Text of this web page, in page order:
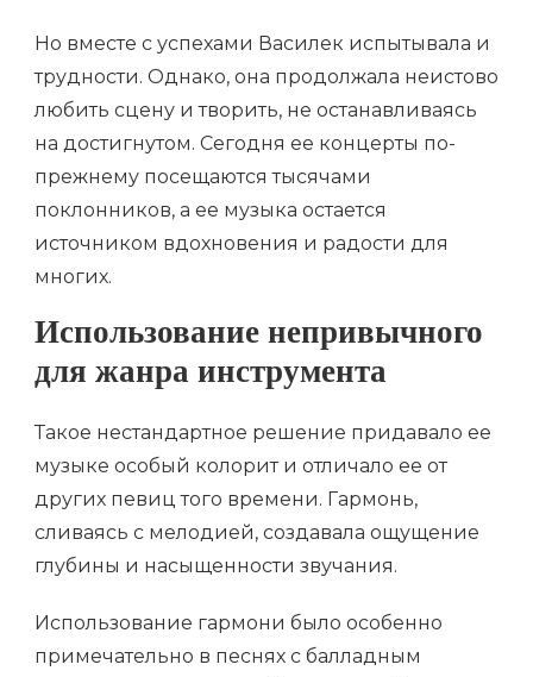
Но вместе с успехами Василек испытывала и
трудности. Однако, она продолжала неистово
любить сцену и творить, не останавливаясь
на достигнутом. Сегодня ее концерты по-
прежнему посещаются тысячами
поклонников, а ее музыка остается
источником вдохновения и радости для
многих.
Использование непривычного
для жанра инструмента
Такое нестандартное решение придавало ее
музыке особый колорит и отличало ее от
других певиц того времени. Гармонь,
сливаясь с мелодией, создавала ощущение
глубины и насыщенности звучания.
Использование гармони было особенно
примечательно в песнях с балладным